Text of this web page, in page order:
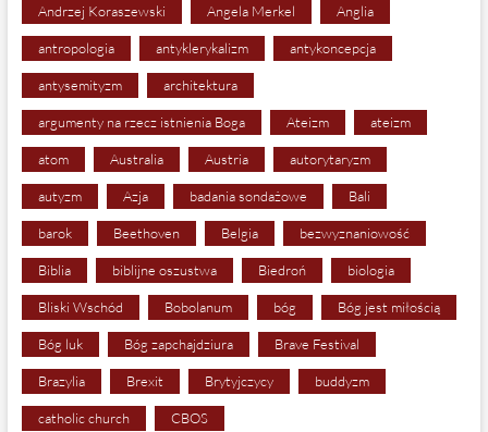
Andrzej Koraszewski Angela Merkel Anglia
antropologia antyklerykalizm antykoncepcja
antysemityzm architektura
argumenty na rzecz istnienia Boga Ateizm ateizm
atom Australia Austria autorytaryzm
autyzm Azja badania sondażowe Bali
barok Beethoven Belgia bezwyznaniowość
Biblia biblijne oszustwa Biedroń biologia
Bliski Wschód Bobolanum bóg Bóg jest miłością
Bóg luk Bóg zapchajdziura Brave Festival
Brazylia Brexit Brytyjczycy buddyzm
catholic church CBOS